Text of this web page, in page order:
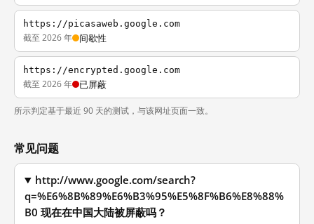
https://picasaweb.google.com
截至 2026 年 间歇性
https://encrypted.google.com
截至 2026 年 已屏蔽
所示判定基于最近 90 天的测试，与该网址页面一致。
常见问题
http://www.google.com/search?
q=%E6%8B%89%E6%B3%95%E5%8F%B6%E8%88%
B0 现在在中国大陆被屏蔽吗？